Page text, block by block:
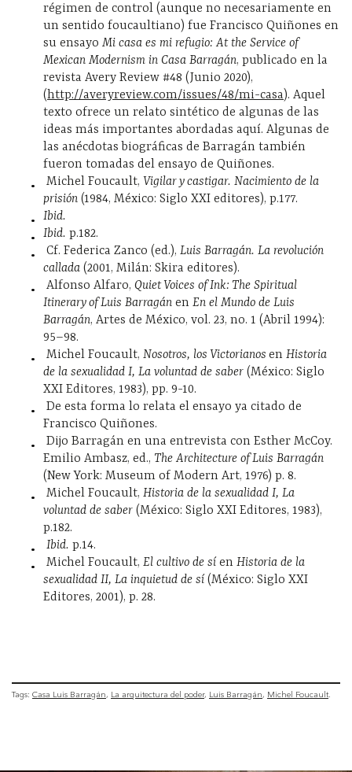
régimen de control (aunque no necesariamente en
un sentido foucaultiano) fue Francisco Quiñones en
su ensayo Mi casa es mi refugio: At the Service of
Mexican Modernism in Casa Barragán, publicado en la
revista Avery Review #48 (Junio 2020),
(http://averyreview.com/issues/48/mi-casa). Aquel
texto ofrece un relato sintético de algunas de las
ideas más importantes abordadas aquí. Algunas de
las anécdotas biográficas de Barragán también
fueron tomadas del ensayo de Quiñones.
Michel Foucault, Vigilar y castigar. Nacimiento de la
prisión (1984, México: Siglo XXI editores), p.177.
Ibid.
Ibid. p.182.
Cf. Federica Zanco (ed.), Luis Barragán. La revolución
callada (2001, Milán: Skira editores).
Alfonso Alfaro, Quiet Voices of Ink: The Spiritual
Itinerary of Luis Barragán en En el Mundo de Luis
Barragán, Artes de México, vol. 23, no. 1 (Abril 1994):
95–98.
Michel Foucault, Nosotros, los Victorianos en Historia
de la sexualidad I, La voluntad de saber (México: Siglo
XXI Editores, 1983), pp. 9-10.
De esta forma lo relata el ensayo ya citado de
Francisco Quiñones.
Dijo Barragán en una entrevista con Esther McCoy.
Emilio Ambasz, ed., The Architecture of Luis Barragán
(New York: Museum of Modern Art, 1976) p. 8.
Michel Foucault, Historia de la sexualidad I, La
voluntad de saber (México: Siglo XXI Editores, 1983),
p.182.
Ibid. p.14.
Michel Foucault, El cultivo de sí en Historia de la
sexualidad II, La inquietud de sí (México: Siglo XXI
Editores, 2001), p. 28.
Tags: Casa Luis Barragán La arquitectura del poder Luis Barragán Michel Foucault